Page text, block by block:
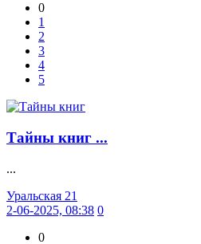
0
1
2
3
4
5
Тайны книг ...
...
Уральская 21
2-06-2025, 08:38 0
0